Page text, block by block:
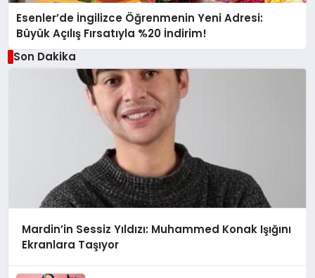
Esenler’de İngilizce Öğrenmenin Yeni Adresi:
Büyük Açılış Fırsatıyla %20 İndirim!
Son Dakika
Mardin’in Sessiz Yıldızı: Muhammed Konak Işığını
Ekranlara Taşıyor